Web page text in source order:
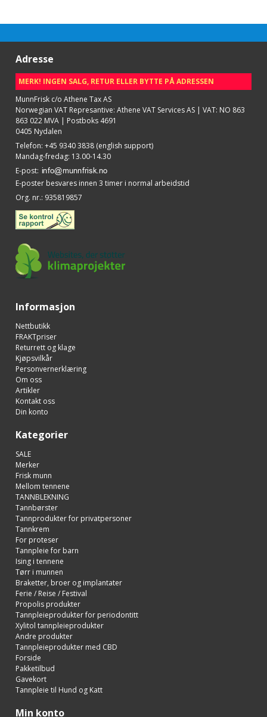
Adresse
MERK! INGEN SALG, RETUR ELLER BYTTE PÅ ADRESSEN
MunnFrisk c/o Athene Tax AS
Norwegian VAT Represantive: Athene VAT Services AS | VAT: NO 863
863 022 MVA | Postboks 4691
0405 Nydalen
Telefon: +45 9340 3838 (english support)
Mandag-fredag: 13.00-14.30
E-post:
E-poster besvares innen 3 timer i normal arbeidstid
Org. nr.: 935819857
Informasjon
Nettbutikk
FRAKTpriser
Returrett og klage
Kjøpsvilkår
Personvernerklæring
Om oss
Artikler
Kontakt oss
Din konto
Kategorier
SALE
Merker
Frisk munn
Mellom tennene
TANNBLEKNING
Tannbørster
Tannprodukter for privatpersoner
Tannkrem
For proteser
Tannpleie for barn
Ising i tennene
Tørr i munnen
Braketter, broer og implantater
Ferie / Reise / Festival
Propolis produkter
Tannpleieprodukter for periodontitt
Xylitol tannpleieprodukter
Andre produkter
Tannpleieprodukter med CBD
Forside
Pakketilbud
Gavekort
Tannpleie til Hund og Katt
Min konto